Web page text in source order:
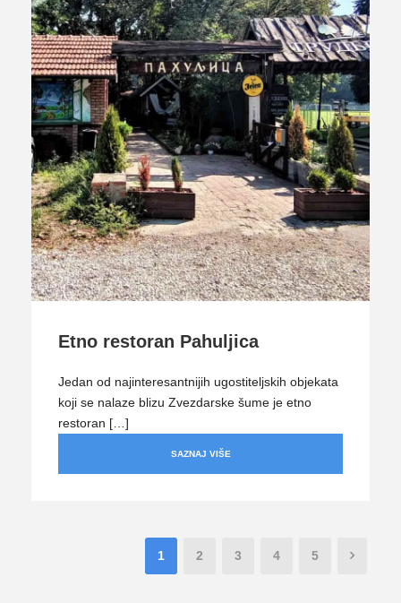
Etno restoran Pahuljica
Jedan od najinteresantnijih ugostiteljskih objekata
koji se nalaze blizu Zvezdarske šume je etno
restoran […]
SAZNAJ VIŠE
1 2 3 4 5